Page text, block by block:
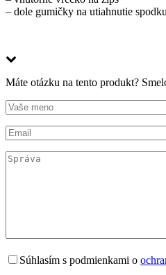
– dole gumičky na utiahnutie
Máte otázku na tento produkt?
Súhlasím s podmienkami o